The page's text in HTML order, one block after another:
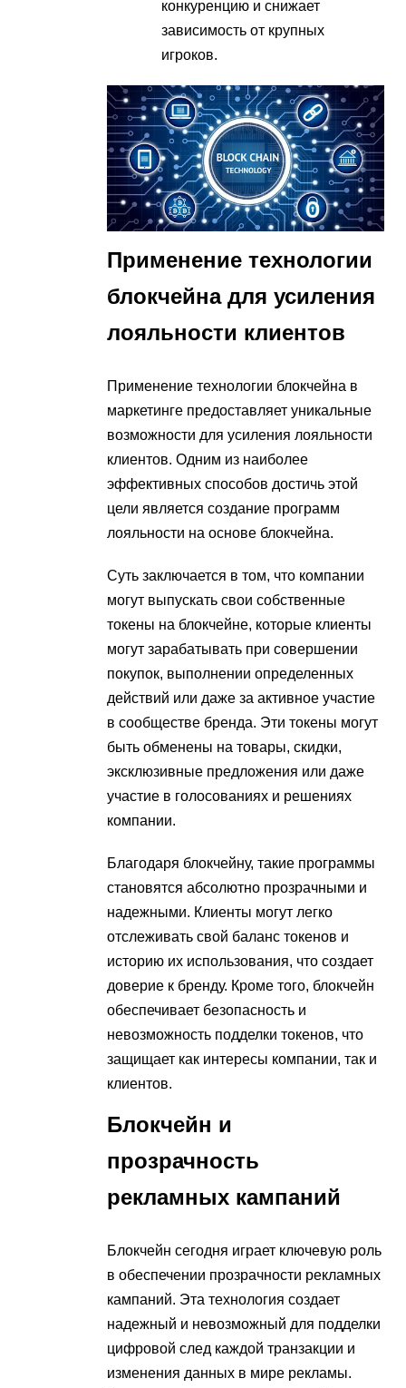
конкуренцию и снижает
зависимость от крупных
игроков.
Применение технологии
блокчейна для усиления
лояльности клиентов
Применение технологии блокчейна в
маркетинге предоставляет уникальные
возможности для усиления лояльности
клиентов. Одним из наиболее
эффективных способов достичь этой
цели является создание программ
лояльности на основе блокчейна.
Суть заключается в том, что компании
могут выпускать свои собственные
токены на блокчейне, которые клиенты
могут зарабатывать при совершении
покупок, выполнении определенных
действий или даже за активное участие
в сообществе бренда. Эти токены могут
быть обменены на товары, скидки,
эксклюзивные предложения или даже
участие в голосованиях и решениях
компании.
Благодаря блокчейну, такие программы
становятся абсолютно прозрачными и
надежными. Клиенты могут легко
отслеживать свой баланс токенов и
историю их использования, что создает
доверие к бренду. Кроме того, блокчейн
обеспечивает безопасность и
невозможность подделки токенов, что
защищает как интересы компании, так и
клиентов.
Блокчейн и
прозрачность
рекламных кампаний
Блокчейн сегодня играет ключевую роль
в обеспечении прозрачности рекламных
кампаний. Эта технология создает
надежный и невозможный для подделки
цифровой след каждой транзакции и
изменения данных в мире рекламы.